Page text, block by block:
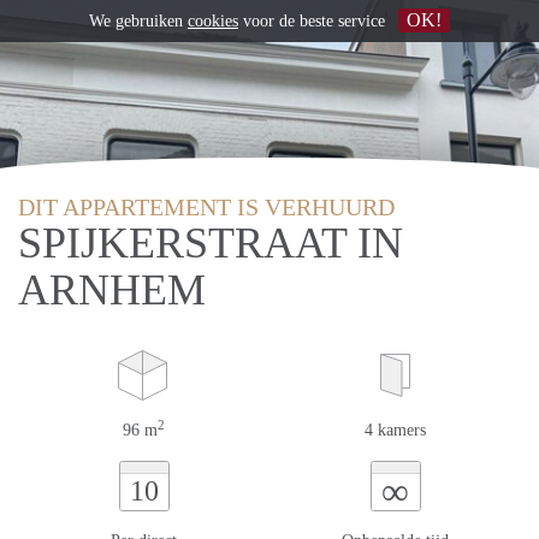
DIT APPARTEMENT IS VERHUURD
SPIJKERSTRAAT IN
ARNHEM
96 m2 4 kamers
10 ∞
We gebruiken cookies voor de beste service OK!